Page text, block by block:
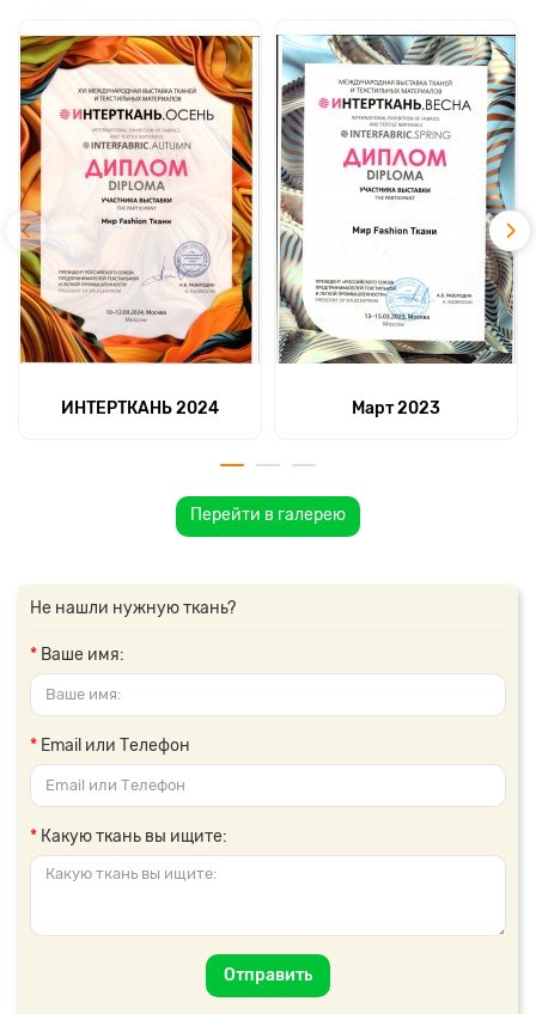
ИНТЕРТКАНЬ 2024 Март 2023
Перейти в галерею
Не нашли нужную ткань?
Ваше имя:
Email или Телефон
Какую ткань вы ищите:
Отправить